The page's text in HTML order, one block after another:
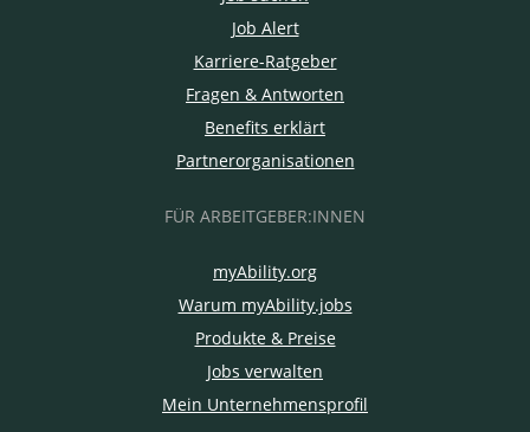
Job Alert
Karriere-Ratgeber
Fragen & Antworten
Benefits erklärt
Partnerorganisationen
FÜR ARBEITGEBER:INNEN
myAbility.org
Warum myAbility.jobs
Produkte & Preise
Jobs verwalten
Mein Unternehmensprofil